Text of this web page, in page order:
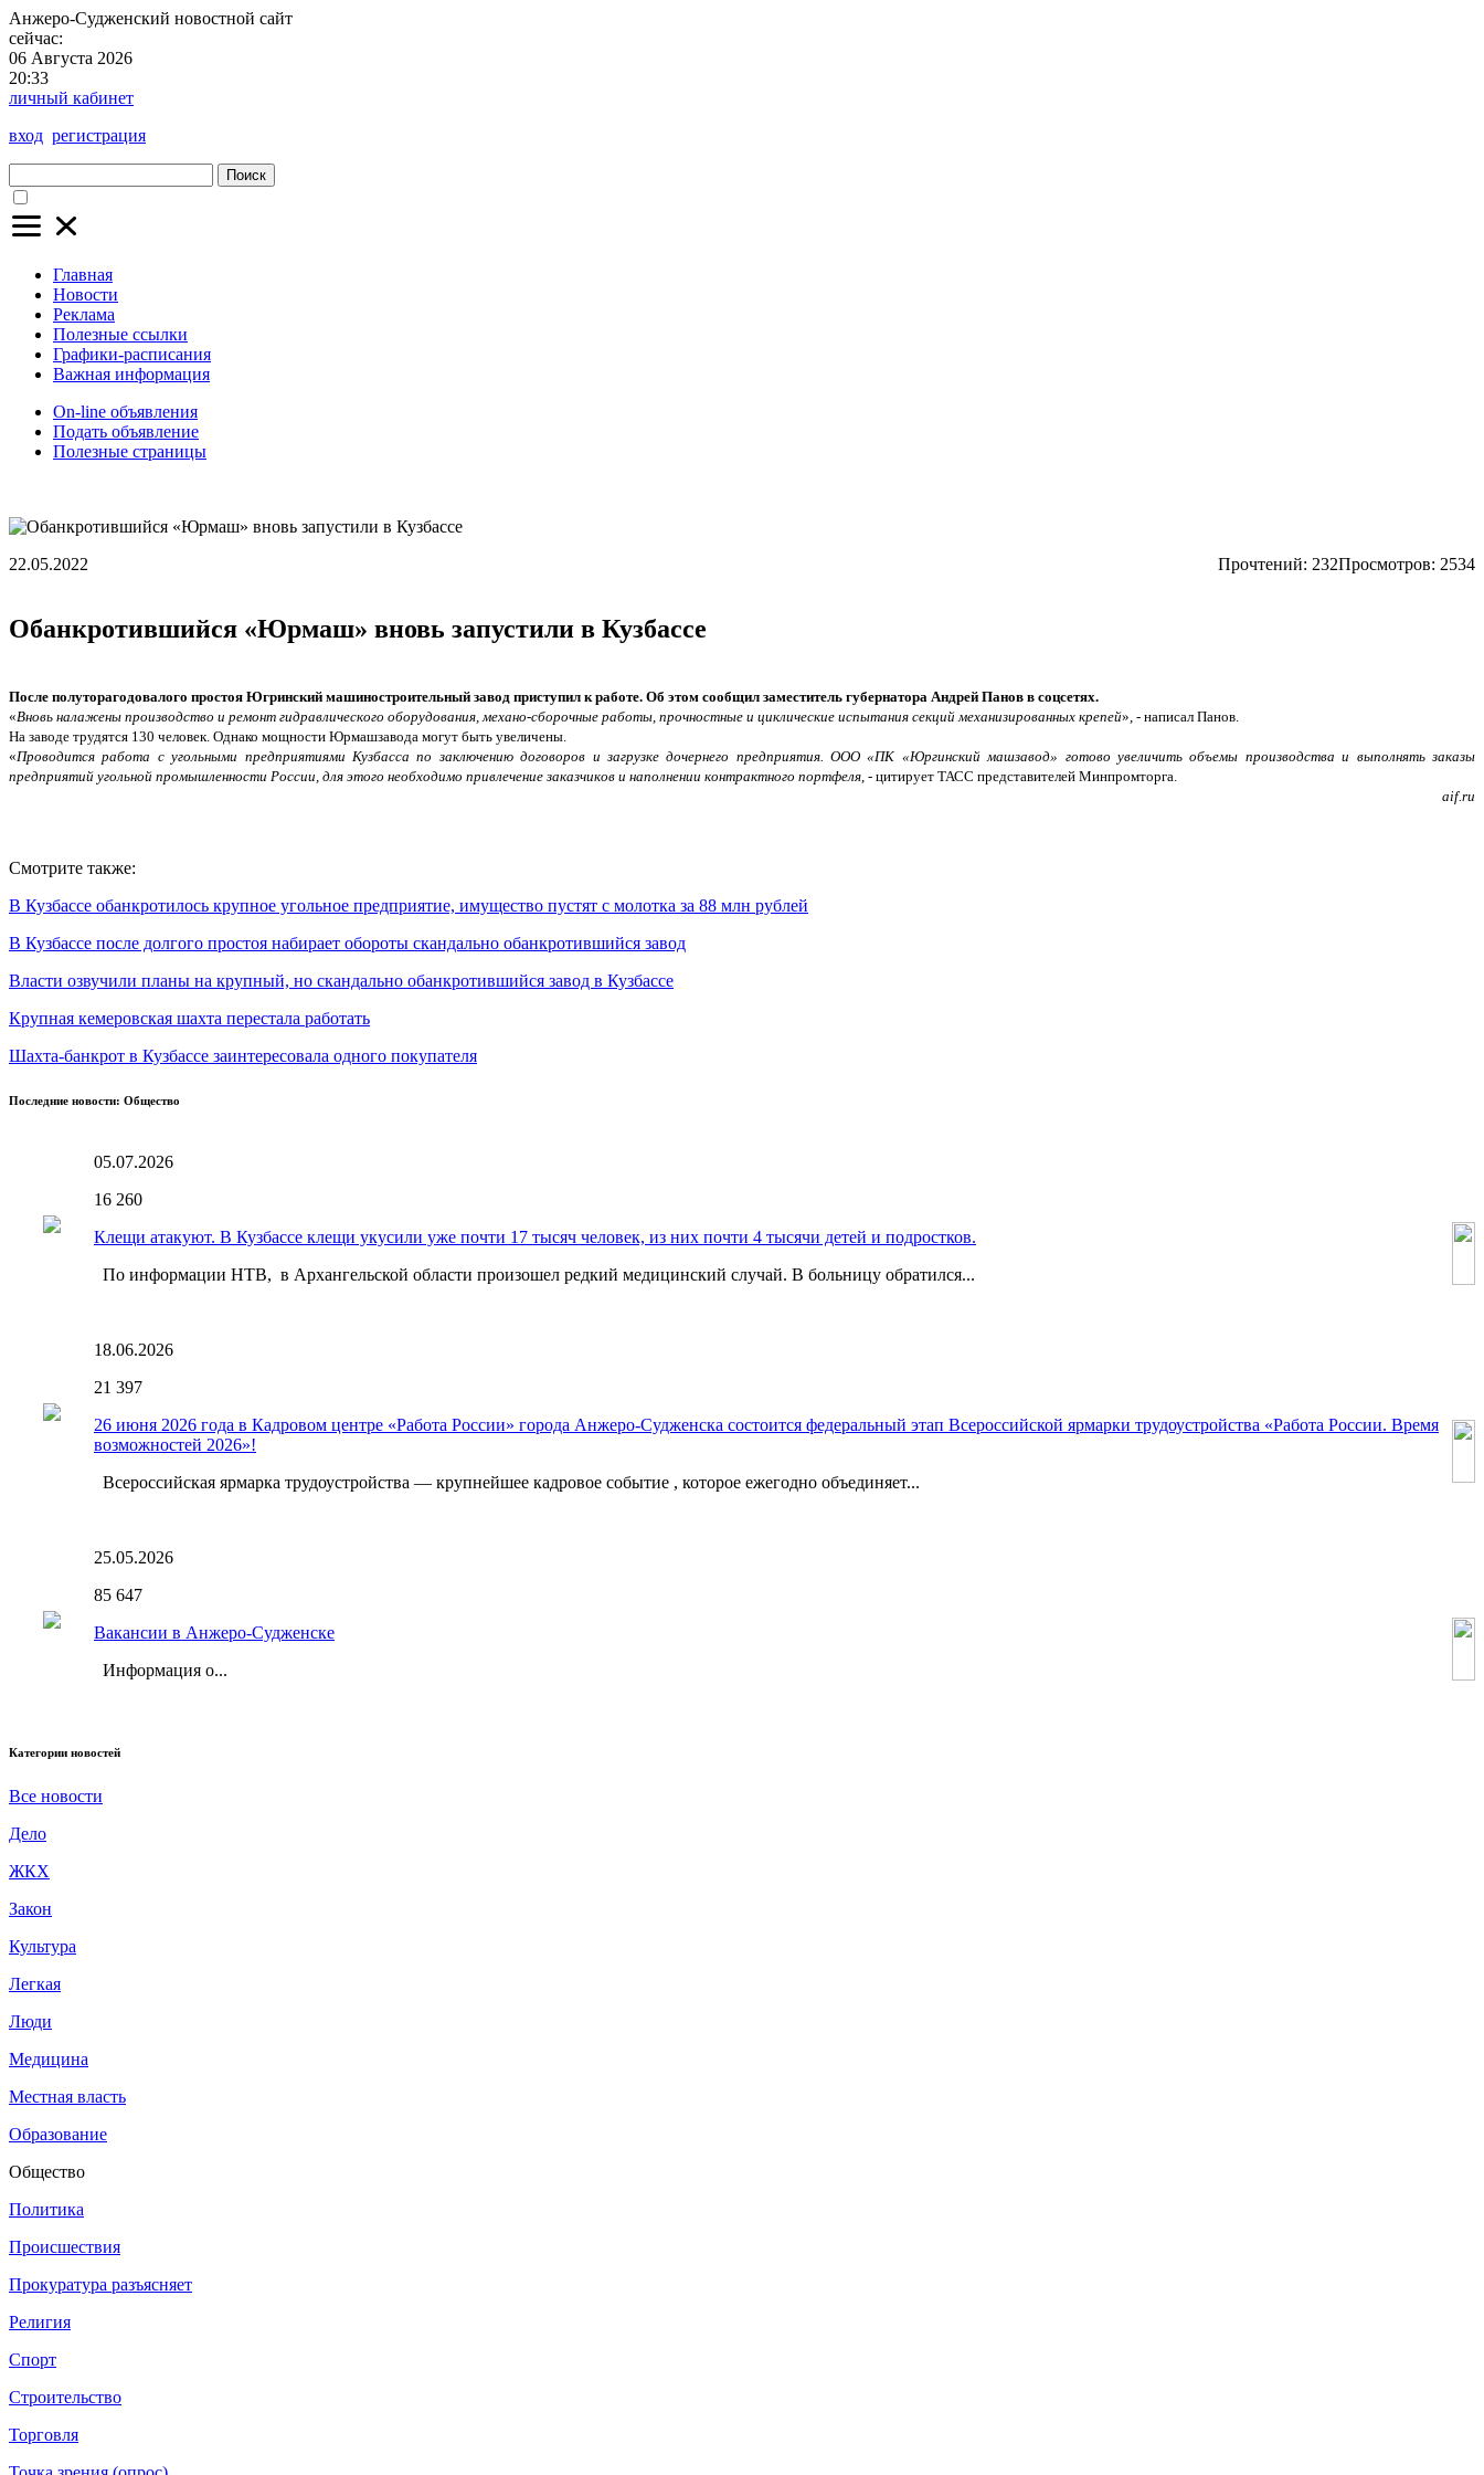
Анжеро-Судженский новостной сайт
сейчас:
06 Августа 2026
20:33
личный кабинет
вход регистрация
Поиск
Главная
Новости
Реклама
Полезные ссылки
Графики-расписания
Важная информация
On-line объявления
Подать объявление
Полезные страницы
22.05.2022 Прочтений: 232Просмотров: 2534
Обанкротившийся «Юрмаш» вновь запустили в Кузбассе
После полуторагодовалого простоя Югринский машиностроительный завод приступил к работе. Об этом сообщил заместитель губернатора Андрей Панов в соцсетях.
«Вновь налажены производство и ремонт гидравлического оборудования, механо-сборочные работы, прочностные и циклические испытания секций механизированных крепей», - написал Панов.
На заводе трудятся 130 человек. Однако мощности Юрмашзавода могут быть увеличены.
«Проводится работа с угольными предприятиями Кузбасса по заключению договоров и загрузке дочернего предприятия. ООО «ПК «Юргинский машзавод» готово увеличить объемы производства и выполнять заказы
предприятий угольной промышленности России, для этого необходимо привлечение заказчиков и наполнении контрактного портфеля , - цитирует ТАСС представителей Минпромторга.
aif.ru
Смотрите также:
В Кузбассе обанкротилось крупное угольное предприятие, имущество пустят с молотка за 88 млн рублей
В Кузбассе после долгого простоя набирает обороты скандально обанкротившийся завод
Власти озвучили планы на крупный, но скандально обанкротившийся завод в Кузбассе
Крупная кемеровская шахта перестала работать
Шахта-банкрот в Кузбассе заинтересовала одного покупателя
Последние новости: Общество
05.07.2026
16 260
Клещи атакуют. В Кузбассе клещи укусили уже почти 17 тысяч человек, из них почти 4 тысячи детей и подростков.
По информации НТВ, в Архангельской области произошел редкий медицинский случай. В больницу обратился...
18.06.2026
21 397
26 июня 2026 года в Кадровом центре «Работа России» города Анжеро-Судженска состоится федеральный этап Всероссийской ярмарки трудоустройства «Работа России. Время
возможностей 2026»!
Всероссийская ярмарка трудоустройства — крупнейшее кадровое событие , которое ежегодно объединяет...
25.05.2026
85 647
Вакансии в Анжеро-Судженске
Информация о...
Категории новостей
Все новости
Дело
ЖКХ
Закон
Культура
Легкая
Люди
Медицина
Местная власть
Образование
Общество
Политика
Происшествия
Прокуратура разъясняет
Религия
Спорт
Строительство
Торговля